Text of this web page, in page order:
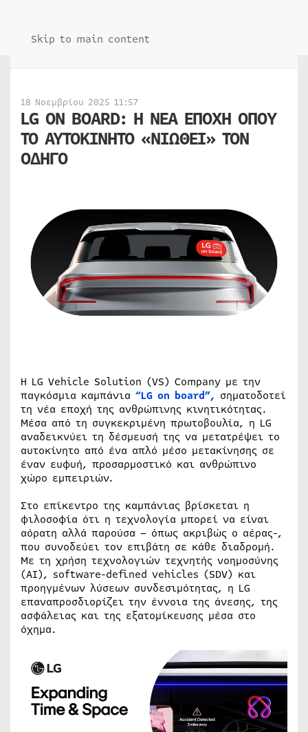
Skip to main content
18 Νοεμβρίου 2025 11:57
LG ON BOARD: Η ΝΕΑ ΕΠΟΧΗ ΟΠΟΥ
ΤΟ ΑΥΤΟΚΙΝΗΤΟ «ΝΙΩΘΕΙ» ΤΟΝ
ΟΔΗΓΟ
Η LG Vehicle Solution (VS) Company με την
παγκόσμια καμπάνια “LG on board”, σηματοδοτεί
τη νέα εποχή της ανθρώπινης κινητικότητας.
Μέσα από τη συγκεκριμένη πρωτοβουλία, η LG
αναδεικνύει τη δέσμευσή της να μετατρέψει το
αυτοκίνητο από ένα απλό μέσο μετακίνησης σε
έναν ευφυή, προσαρμοστικό και ανθρώπινο
χώρο εμπειριών.
Στο επίκεντρο της καμπάνιας βρίσκεται η
φιλοσοφία ότι η τεχνολογία μπορεί να είναι
αόρατη αλλά παρούσα – όπως ακριβώς ο αέρας-,
που συνοδεύει τον επιβάτη σε κάθε διαδρομή.
Με τη χρήση τεχνολογιών τεχνητής νοημοσύνης
(AI), software-defined vehicles (SDV) και
προηγμένων λύσεων συνδεσιμότητας, η LG
επαναπροσδιορίζει την έννοια της άνεσης, της
ασφάλειας και της εξατομίκευσης μέσα στο
όχημα.